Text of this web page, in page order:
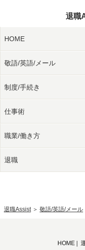
退職
HOME
敬語/英語/メール
制度/手続き
仕事術
職業/働き方
退職
退職Assist ＞ 敬語/英語/メール
HOME |